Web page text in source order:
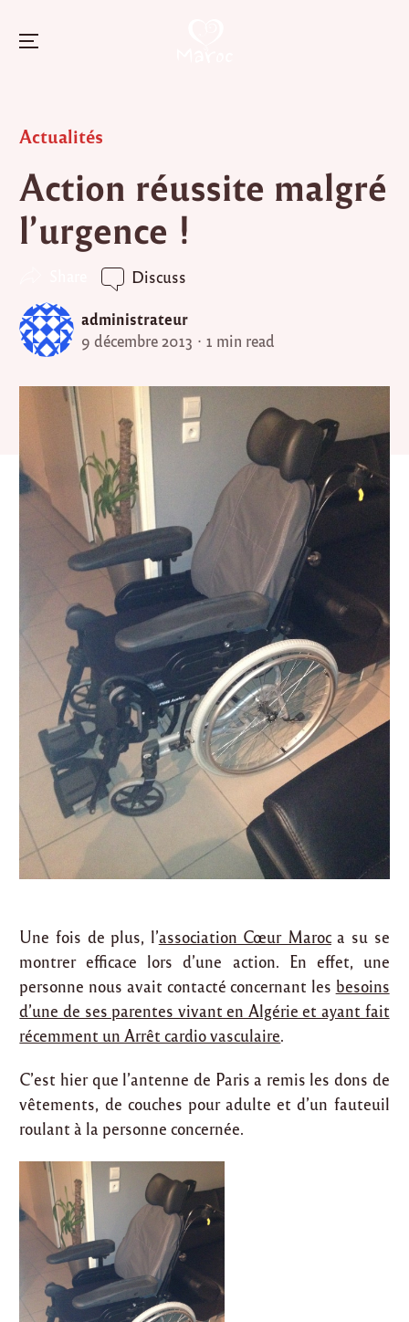
content
Menu
Posted
Actualités
Action réussite malgré
l’urgence !
administrateur
9 décembre 2013
1 min read
Discuss
Une fois de plus, l’association Cœur Maroca su se
montrer efficace lors d’une action. En effet, une
personne nous avait contacté concernant les besoins
d’une de ses parentes vivant en Algérie et ayant fait
récemment un Arrêt cardio vasculaire.
C’est hier que l’antenne de Paris a remis les dons de
vêtements, de couches pour adulte et d’un fauteuil
roulant à la personne concernée.